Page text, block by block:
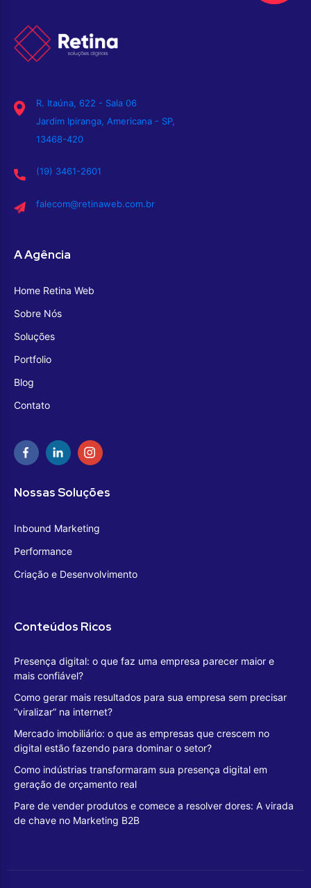
R. Itaúna, 622 - Sala 06
Jardim Ipiranga, Americana - SP,
13468-420
(19) 3461-2601
falecom@retinaweb.com.br
A Agência
Home Retina Web
Sobre Nós
Soluções
Portfolio
Blog
Contato
Nossas Soluções
Inbound Marketing
Performance
Criação e Desenvolvimento
Conteúdos Ricos
Presença digital: o que faz uma empresa parecer maior e
mais confiável?
Como gerar mais resultados para sua empresa sem precisar
“viralizar” na internet?
Mercado imobiliário: o que as empresas que crescem no
digital estão fazendo para dominar o setor?
Como indústrias transformaram sua presença digital em
geração de orçamento real
Pare de vender produtos e comece a resolver dores: A virada
de chave no Marketing B2B